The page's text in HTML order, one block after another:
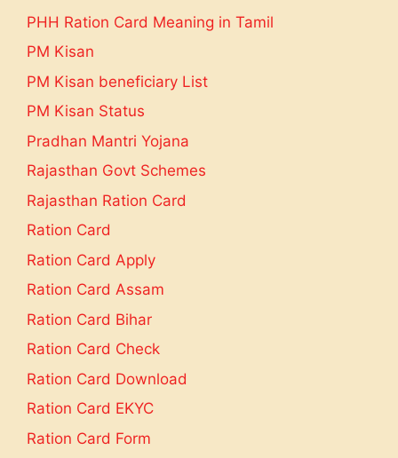
PHH Ration Card Meaning in Tamil
PM Kisan
PM Kisan beneficiary List
PM Kisan Status
Pradhan Mantri Yojana
Rajasthan Govt Schemes
Rajasthan Ration Card
Ration Card
Ration Card Apply
Ration Card Assam
Ration Card Bihar
Ration Card Check
Ration Card Download
Ration Card EKYC
Ration Card Form